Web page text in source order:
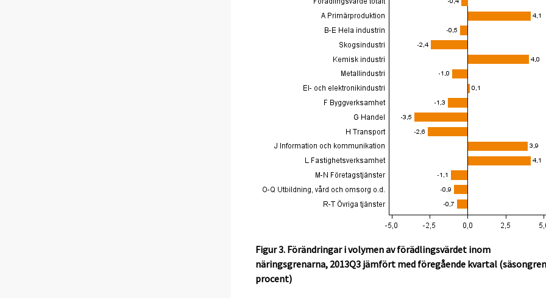
Figur 3. Förändringar i volymen av förädlingsvärdet inom
näringsgrenarna, 2013Q3 jämfört med föregående kvartal
procent)